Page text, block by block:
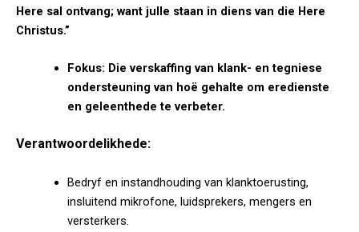
Here sal ontvang; want julle staan in diens van die Here
Christus.”
Fokus: Die verskaffing van klank- en tegniese
ondersteuning van hoë gehalte om eredienste
en geleenthede te verbeter.
Verantwoordelikhede:
Bedryf en instandhouding van klanktoerusting,
insluitend mikrofone, luidsprekers, mengers en
versterkers.